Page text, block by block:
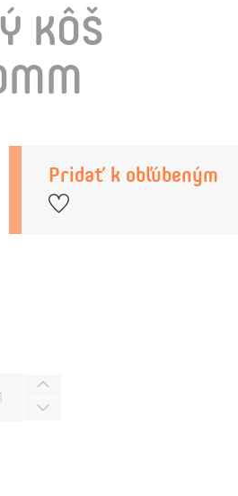
KÔŠ
Pridať k obľúbeným